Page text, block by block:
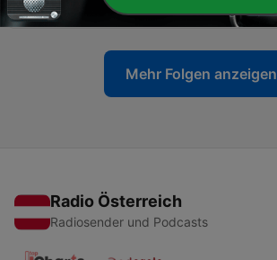
16 Apr. 2026
Mehr Folgen anzeigen
Radio Österreich
Radiosender und Podcasts